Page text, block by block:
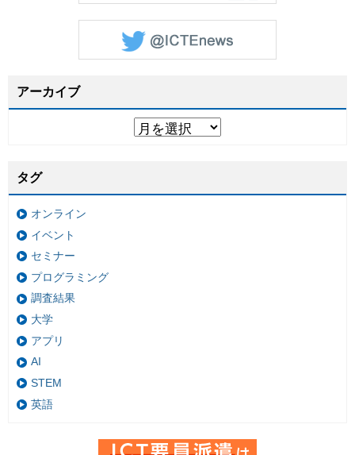
アーカイブ
タグ
オンライン
イベント
セミナー
プログラミング
調査結果
大学
アプリ
AI
STEM
英語